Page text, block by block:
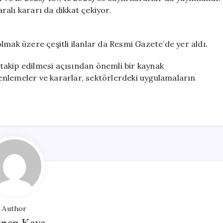
kararı da dikkat çekiyor.
üzere çeşitli ilanlar da Resmi Gazete’de yer aldı.
edilmesi açısından önemli bir kaynak
ve kararlar, sektörlerdeki uygulamaların
Author